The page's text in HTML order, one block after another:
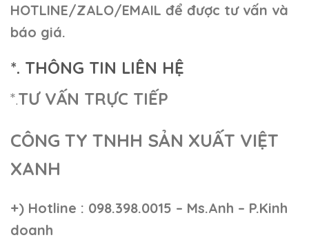
HOTLINE/ZALO/EMAIL để được tư vấn và
báo giá.
*. THÔNG TIN LIÊN HỆ
*.TƯ VẤN TRỰC TIẾP
CÔNG TY TNHH SẢN XUẤT VIỆT
XANH
+) Hotline : 098.398.0015 – Ms.Anh – P.Kinh
doanh